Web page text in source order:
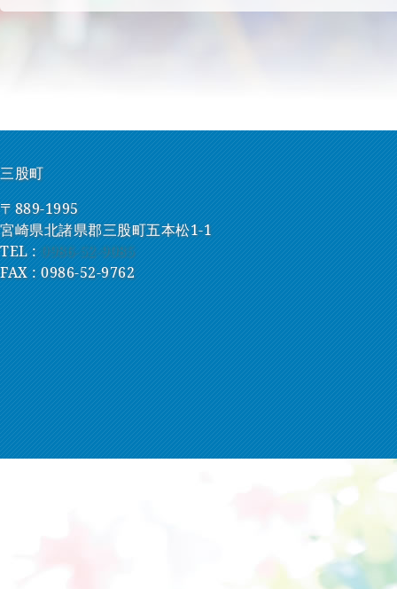
三股町
〒889-1995
宮崎県北諸県郡三股町五本松1-1
TEL :0986-52-9085
FAX : 0986-52-9762